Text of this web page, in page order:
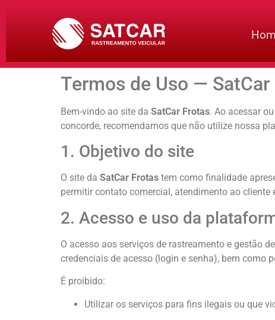
Termos de Uso
Termos de Uso — SatCar
Bem-vindo ao site da SatCar Frotas. Ao acessar
concorde, recomendamos que não utilize nossa
1. Objetivo do site
O site da SatCar Frotas tem como finalidade
permitir contato comercial, atendimento ao
2. Acesso e uso da
O acesso aos serviços de rastreamento e gestão
credenciais de acesso (login e senha), bem como
É proibido:
Utilizar os serviços para fins ilegais ou que